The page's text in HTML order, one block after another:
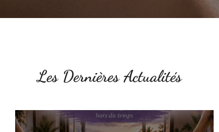
Les Dernières Actualités